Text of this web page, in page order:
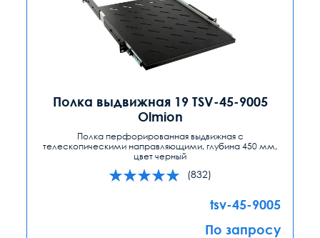
Полка выдвижная 19 TSV-45-9005
Olmion
Полка перфорированная выдвижная с
телескопическими направляющими, глубина 450 мм,
цвет черный
(832)
tsv-45-9005
По запросу